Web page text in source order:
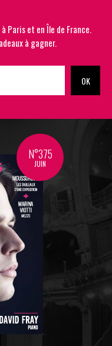
Paris et en Île de France.
à gagner.
OK
N°375
JUIN